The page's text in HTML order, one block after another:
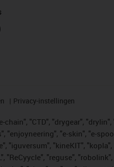
Privacy-instellingen
"CTD", "drygear",
"e-skin", "e-
"iguversum", "kineKIT",
"reguse",